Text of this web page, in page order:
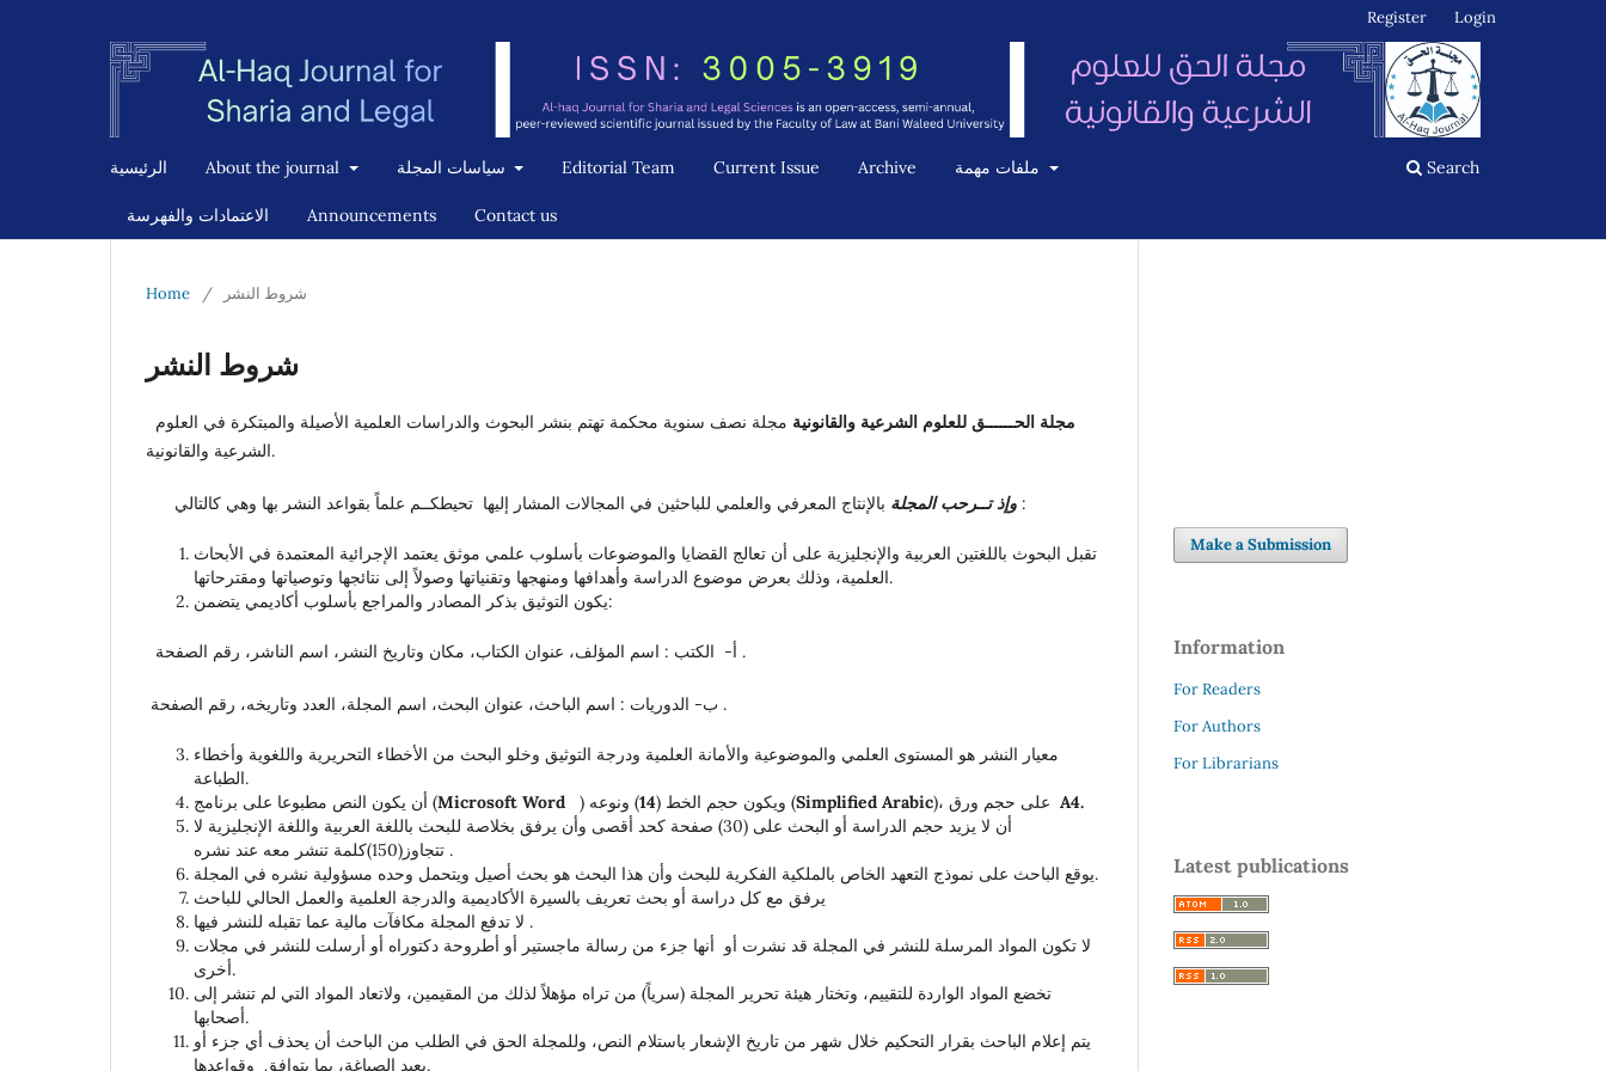
الرئيسية About the journal Editorial Team Current Issue Archive
الاعتمادات والفهرسة Announcements Contact us
Search
Register Login
Home / شروط النشر
شروط النشر
مجلة الحــــــق للعلوم الشرعية والقانونية مجلة نصف سنوية محكمة تهتم بنشر البحوث والدراسات العلمية الأصيلة والمبتكرة في العلوم
الشرعية والقانونية.
وإذ تــرحب المجلة بالإنتاج المعرفي والعلمي للباحثين في المجالات المشار إليها تحيطكــم علماً بقواعد النشر بها وهي كالتالي :
تقبل البحوث باللغتين العربية والإنجليزية على أن تعالج القضايا والموضوعات بأسلوب علمي موثق يعتمد الإجرائية المعتمدة في الأبحاث
العلمية، وذلك بعرض موضوع الدراسة وأهدافها ومنهجها وتقنياتها وصولاً إلى نتائجها وتوصياتها ومقترحاتها.
يكون التوثيق بذكر المصادر والمراجع بأسلوب أكاديمي يتضمن:
أ- الكتب : اسم المؤلف، عنوان الكتاب، مكان وتاريخ النشر، اسم الناشر، رقم الصفحة .
ب- الدوريات : اسم الباحث، عنوان البحث، اسم المجلة، العدد وتاريخه، رقم الصفحة .
معيار النشر هو المستوى العلمي والموضوعية والأمانة العلمية ودرجة التوثيق وخلو البحث من الأخطاء التحريرية واللغوية وأخطاء
الطباعة.
أن يكون النص مطبوعا على برنامج (Microsoft Word ) ويكون حجم الخط (14 ) ونوعه (Simplified Arabic A4.
أن لا يزيد حجم الدراسة أو البحث على (30) صفحة كحد أقصى وأن يرفق بخلاصة للبحث باللغة العربية واللغة الإنجليزية لا
تتجاوز(150)كلمة تنشر معه عند نشره .
يوقع الباحث على نموذج التعهد الخاص بالملكية الفكرية للبحث وأن هذا البحث هو بحث أصيل ويتحمل وحده مسؤولية نشره في المجلة.
يرفق مع كل دراسة أو بحث تعريف بالسيرة الأكاديمية والدرجة العلمية والعمل الحالي للباحث
لا تدفع المجلة مكافآت مالية عما تقبله للنشر فيها .
لا تكون المواد المرسلة للنشر في المجلة قد نشرت أو أنها جزء من رسالة ماجستير أو أطروحة دكتوراه أو أرسلت للنشر في مجلات
أخرى.
تخضع المواد الواردة للتقييم، وتختار هيئة تحرير المجلة (سرياً) من تراه مؤهلاً لذلك من المقيمين، ولاتعاد المواد التي لم تنشر إلى
أصحابها.
يتم إعلام الباحث بقرار التحكيم خلال شهر من تاريخ الإشعار باستلام النص، وللمجلة الحق في الطلب من الباحث أن يحذف أي جزء أو
يعيد الصياغة، بما يتوافق وقواعدها.
Make a Submission
Information
For Readers
For Authors
For Librarians
Latest publications